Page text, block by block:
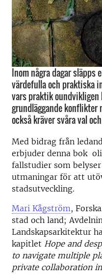
Inom några dagar släpps
värdefulla och praktiska
vars praktik
grundläggande konflikter
också kräver svåra val
Med bidrag från
erbjuder denna bok
fallstudier som
utmaningar för att
stadsutveckling.
Mari Kågström,
stad och land;
Landskapsarkitektur
kapitlet Hope and
to navigate multiple
private collaboration